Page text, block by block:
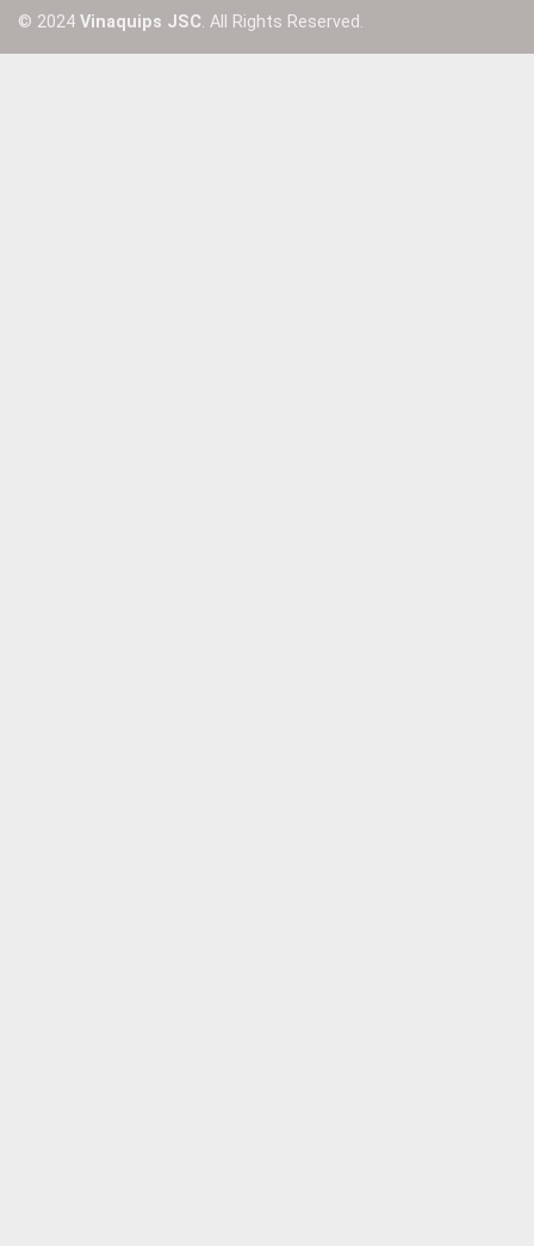
© 2024 Vinaquips JSC. All Rights Reserved.